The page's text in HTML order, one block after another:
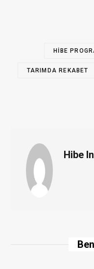
HIBE
TARIMDA REKABET
Hibe